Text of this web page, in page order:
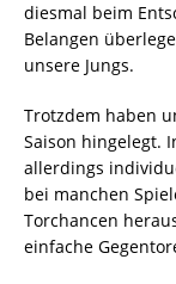
diesmal beim
Belangen
unsere Jungs.
Trotzdem haben
Saison hingelegt.
allerdings
bei manchen
Torchancen
einfache